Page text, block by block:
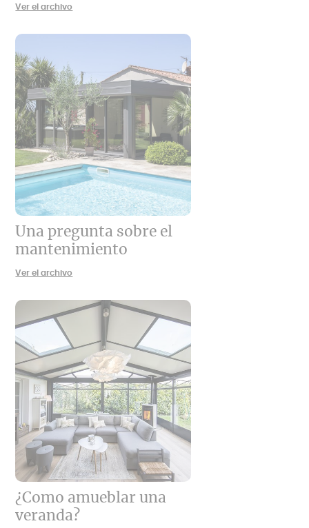
Ver el archivo
Una pregunta sobre el
mantenimiento
Ver el archivo
¿Como amueblar una
veranda?